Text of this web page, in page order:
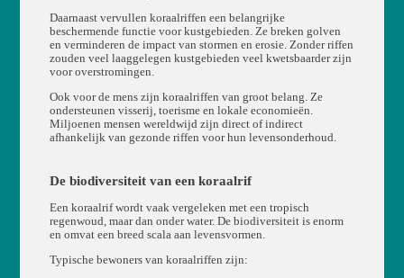
Daarnaast vervullen koraalriffen een belangrijke
beschermende functie voor kustgebieden. Ze breken golven
en verminderen de impact van stormen en erosie. Zonder riffen
zouden veel laaggelegen kustgebieden veel kwetsbaarder zijn
voor overstromingen.
Ook voor de mens zijn koraalriffen van groot belang. Ze
ondersteunen visserij, toerisme en lokale economieën.
Miljoenen mensen wereldwijd zijn direct of indirect
afhankelijk van gezonde riffen voor hun levensonderhoud.
De biodiversiteit van een koraalrif
Een koraalrif wordt vaak vergeleken met een tropisch
regenwoud, maar dan onder water. De biodiversiteit is enorm
en omvat een breed scala aan levensvormen.
Typische bewoners van koraalriffen zijn: